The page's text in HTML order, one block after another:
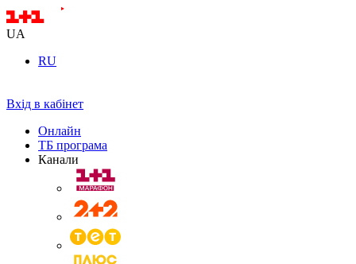
UA
RU
Вхід в кабінет
Онлайн
ТБ програма
Канали